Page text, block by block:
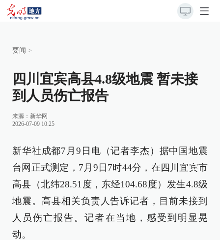
要闻 >
四川宜宾高县4.8级地震 暂未接
到人员伤亡报告
来源： 新华网
2026-07-09 10:25
新华社成都7月9日电（记者李杰）据中国地震
台网正式测定，7月9日7时44分，在四川宜宾市
高县（北纬28.51度，东经104.68度）发生4.8级
地震。高县相关负责人告诉记者，目前未接到
人员伤亡报告。记者在当地，感受到明显晃
动。